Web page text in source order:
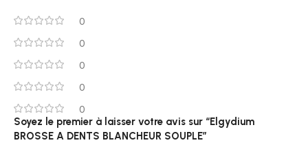
0
0
0
0
0
Soyez le premier à laisser votre avis sur “Elgydium
BROSSE A DENTS BLANCHEUR SOUPLE”